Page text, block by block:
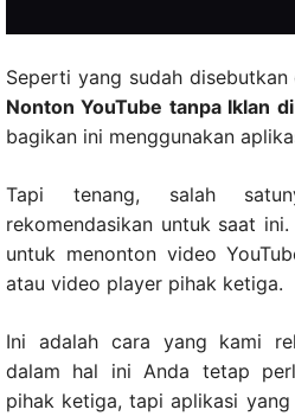
Seperti yang sudah disebutkan
Nonton YouTube tanpa Iklan
bagikan ini menggunakan
Tapi tenang, salah
rekomendasikan untuk saat
untuk menonton video
atau video player pihak ketiga.
Ini adalah cara yang kami
dalam hal ini Anda tetap
pihak ketiga, tapi aplikasi